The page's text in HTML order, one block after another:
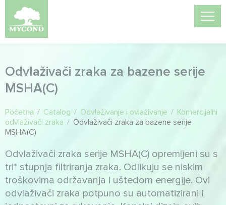
Odvlaživači zraka za bazene serije
MSHA(C)
Početna / Catalog / Odvlaživanje i ovlaživanje / Komercijalni
odvlaživači zraka / Odvlaživači zraka za bazene serije
MSHA(C)
Odvlaživači zraka serije MSHA(C) opremljeni su s
tri* stupnja filtriranja zraka. Odlikuju se niskim
troškovima održavanja i uštedom energije. Ovi
odvlaživači zraka potpuno su automatizirani i